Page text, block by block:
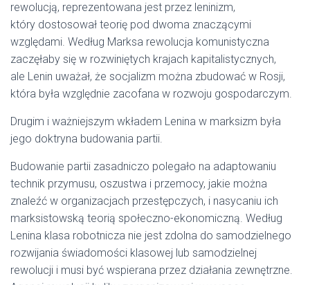
rewolucją, reprezentowana jest przez leninizm,
który dostosował teorię pod dwoma znaczącymi
względami. Według Marksa rewolucja komunistyczna
zaczęłaby się w rozwiniętych krajach kapitalistycznych,
ale Lenin uważał, że socjalizm można zbudować w Rosji,
która była względnie zacofana w rozwoju gospodarczym.
Drugim i ważniejszym wkładem Lenina w marksizm była
jego doktryna budowania partii.
Budowanie partii zasadniczo polegało na adaptowaniu
technik przymusu, oszustwa i przemocy, jakie można
znaleźć w organizacjach przestępczych, i nasycaniu ich
marksistowską teorią społeczno-ekonomiczną. Według
Lenina klasa robotnicza nie jest zdolna do samodzielnego
rozwijania świadomości klasowej lub samodzielnej
rewolucji i musi być wspierana przez działania zewnętrzne.